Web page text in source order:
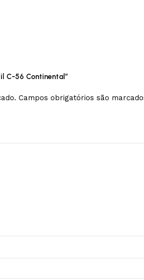
C-56 Continental”
Campos obrigatórios são